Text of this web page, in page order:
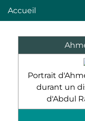
Accueil
Portrait
durant un
d'Abdul